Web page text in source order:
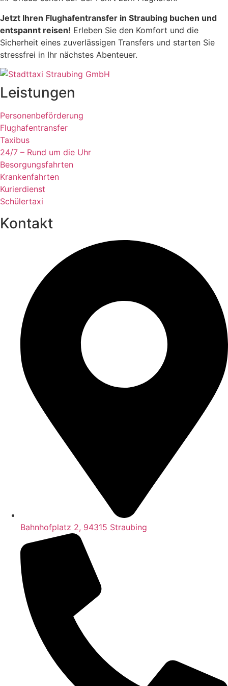
Jetzt Ihren Flughafentransfer in Straubing buchen und
entspannt reisen! Erleben Sie den Komfort und die
Sicherheit eines zuverlässigen Transfers und starten Sie
stressfrei in Ihr nächstes Abenteuer.
Leistungen
Personenbeförderung
Flughafentransfer
Taxibus
24/7 – Rund um die Uhr
Besorgungsfahrten
Krankenfahrten
Kurierdienst
Schülertaxi
Kontakt
Bahnhofplatz 2, 94315 Straubing